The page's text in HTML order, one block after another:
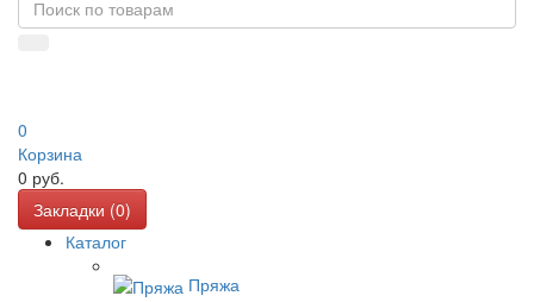
0
Корзина
0 руб.
Закладки (0)
Каталог
Пряжа